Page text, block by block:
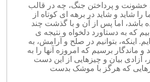
خشونت و پرداختن جنگ، چه در قالب
را شاید و شاید در برهه ای کوتاه از
باشد، اما پس از آن و با گذشت چند
که به دستاورد دلخواه و نتیجه ی
اینکه، بتوانیم در صلح و آرامش، به
ماندگار برسیم که امروزه آنها را به
آزادی بیان و چیزهایی از این دست
که هرگز با موشک بدست